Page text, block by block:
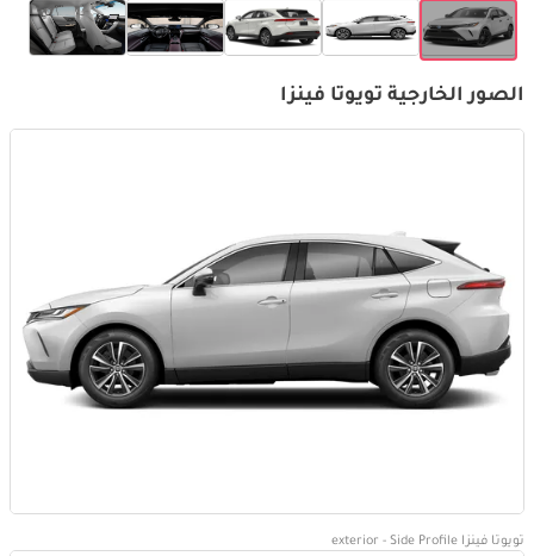
الصور الخارجية تويوتا فينزا
تويوتا فينزا exterior - Side Profile